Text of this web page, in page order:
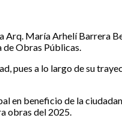
Arq. María Arhelí Barrera
Obras Públicas.
pues a lo largo de su
en beneficio de la
obras del 2025.